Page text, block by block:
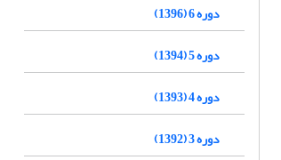
دوره 6 (1396)
دوره 5 (1394)
دوره 4 (1393)
دوره 3 (1392)